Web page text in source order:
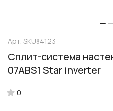
Арт. SKU84123
Сплит-система
07ABS1 Star inverter
0